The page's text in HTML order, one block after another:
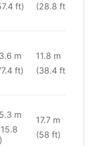
ft)
(28.8 ft)
m
ft)
11.8 m
(38.4 ft)
m
17.7 m
(58 ft)